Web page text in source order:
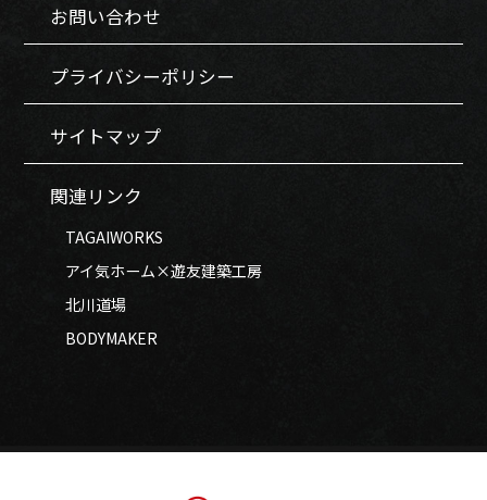
お問い合わせ
プライバシーポリシー
サイトマップ
関連リンク
TAGAIWORKS
アイ気ホーム×遊友建築工房
北川道場
BODYMAKER